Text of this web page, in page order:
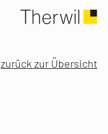
zurück zur Übersicht